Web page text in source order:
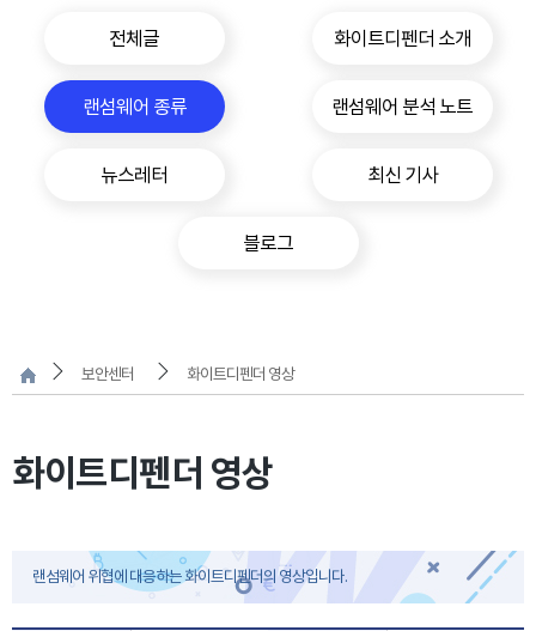
전체글 화이트디펜더 소개
랜섬웨어 종류 랜섬웨어 분석 노트
뉴스레터 최신 기사
블로그
보안센터 화이트디펜더 영상
화이트디펜더 영상
랜섬웨어 위협에 대응하는 화이트디펜더의 영상입니다.